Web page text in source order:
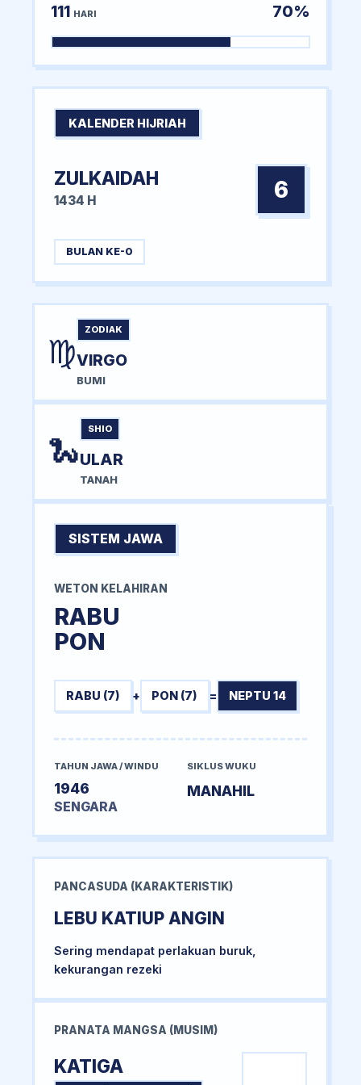
111 HARI 70%
KALENDER HIJRIAH
ZULKAIDAH
1434 H 6
BULAN KE-0
♍
ZODIAK
VIRGO
BUMI
🐍
SHIO
ULAR
TANAH
SISTEM JAWA
WETON KELAHIRAN
RABU
PON
RABU (7) + PON (7) = NEPTU 14
TAHUN JAWA / WINDU
1946
SENGARA
SIKLUS WUKU
MANAHIL
PANCASUDA (KARAKTERISTIK)
LEBU KATIUP ANGIN
Sering mendapat perlakuan buruk,
kekurangan rezeki
PRANATA MANGSA (MUSIM)
KATIGA